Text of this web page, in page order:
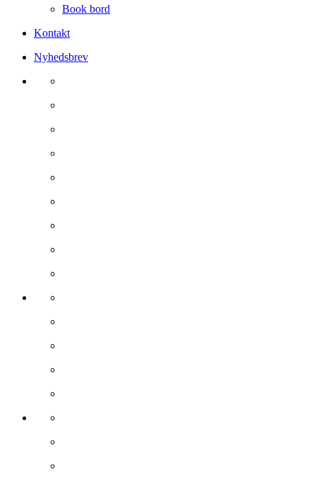
Book bord
Kontakt
Nyhedsbrev